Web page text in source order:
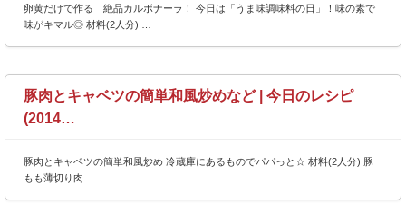
卵黄だけで作る 絶品カルボナーラ！ 今日は「うま味調味料の日」！味の素で
味がキマル◎ 材料(2人分) …
豚肉とキャベツの簡単和風炒めなど | 今日のレシピ
(2014…
豚肉とキャベツの簡単和風炒め 冷蔵庫にあるものでパパっと☆ 材料(2人分) 豚
もも薄切り肉 …